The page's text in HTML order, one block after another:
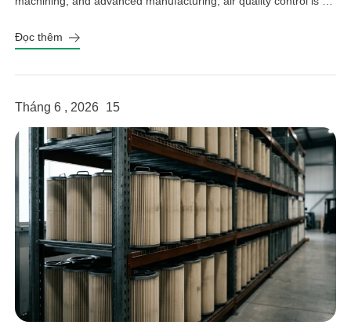
equipment protection. Hazardous welding fumes, fine grinding
sensitive factory equipment, and impact product quality if not
Đọc thêm
Tháng 6 , 2026 15